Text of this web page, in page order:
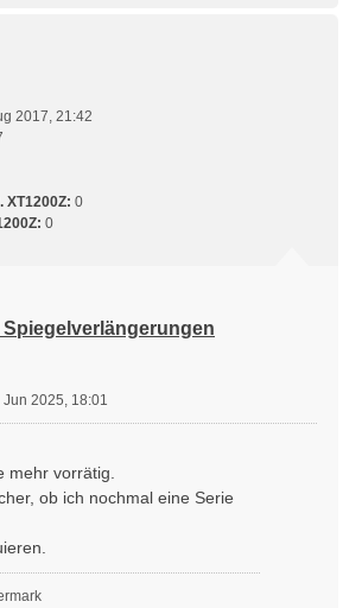
2017, 21:42
XT1200Z: 0
0
Spiegelverlängerungen
Jun 2025, 18:01
mehr vorrätig.
ob ich nochmal eine Serie